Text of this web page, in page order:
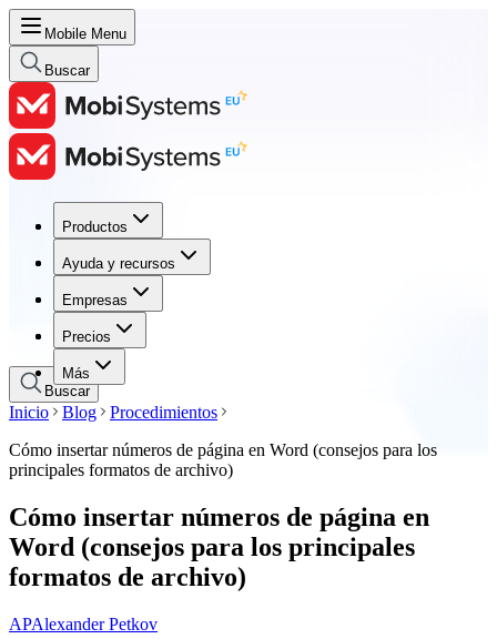
Mobile Menu
Buscar
Productos
Ayuda y recursos
Empresas
Precios
Más
Productos
Ayuda y recursos
Empresas
Precios
Buscar
Inicio Blog
Procedimientos
Cómo insertar números de página en Word (consejos para los
principales formatos de archivo)
Cómo insertar números de página en
Word (consejos para los principales
formatos de archivo)
APAlexander Petkov